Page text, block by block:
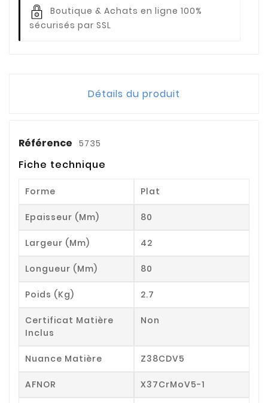
Boutique & Achats en ligne 100%
sécurisés par SSL
Détails du produit
Référence 5735
Fiche technique
Forme Plat
Epaisseur (mm) 80
Largeur (mm) 42
Longueur (mm) 80
Poids (kg) 2.7
Certificat Matière
Inclus
Non
Nuance Matière Z38CDV5
AFNOR X37CrMoV5-1